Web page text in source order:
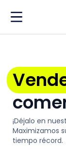
Valorar mi
Productos
Contactar
¡Déjalo en
Maximizamos
tiempo récord.